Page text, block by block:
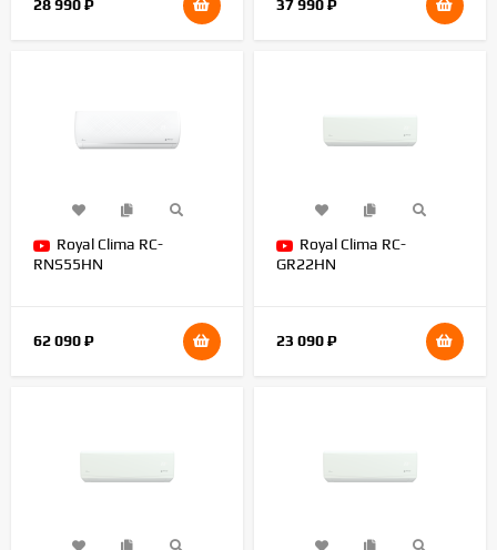
28 990₽ 37 990₽
Royal Clima RC-
RNS55HN
62 090₽
Royal Clima RC-
GR22HN
23 090₽